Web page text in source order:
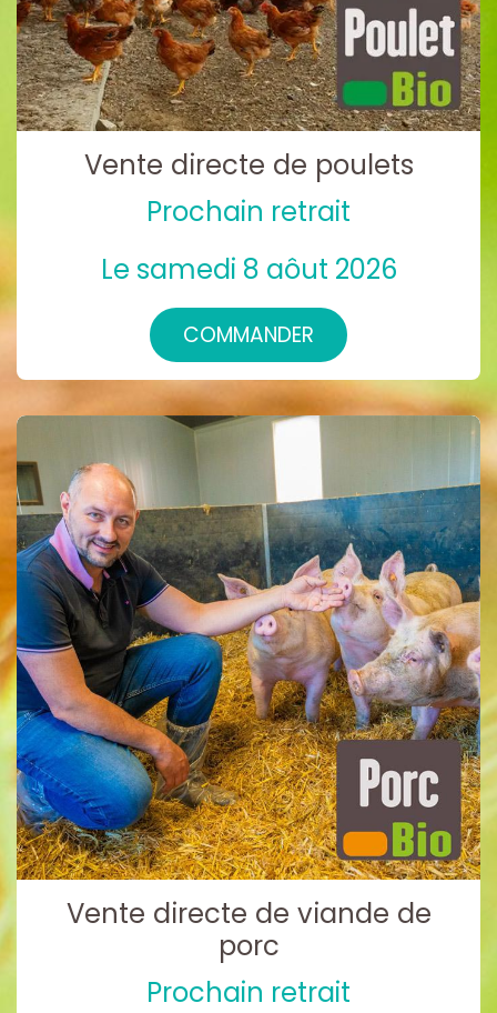
Vente directe de poulets
Prochain retrait
Le samedi 8 aôut 2026
COMMANDER
Vente directe de viande de
porc
Prochain retrait